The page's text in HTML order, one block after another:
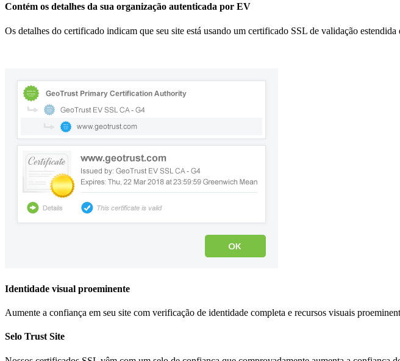
Contém os detalhes da sua organização autenticada por EV
Os detalhes do certificado indicam que seu site está usando um certificado SSL de validação
Identidade visual proeminente
Aumente a confiança em seu site com verificação de identidade completa e recursos visuais
Selo Trust Site